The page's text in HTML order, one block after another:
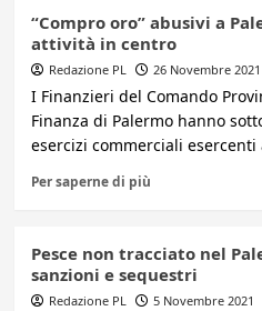
“Compro oro” abusivi a
attività in centro
Redazione PL 26 Novembre 2021
I Finanzieri del Comando
Finanza di Palermo hanno
esercizi commerciali esercenti
Per saperne di più
Pesce non tracciato nel
sanzioni e sequestri
Redazione PL 5 Novembre 2021